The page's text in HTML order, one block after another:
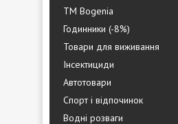
ТМ Bogenia
Годинники (-8%)
Товари для виживання
Інсектициди
Автотовари
Спорт і відпочинок
Водні розваги